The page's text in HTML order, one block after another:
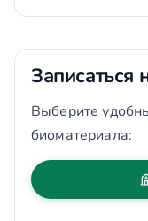
Записаться
Выберите
биоматериала: